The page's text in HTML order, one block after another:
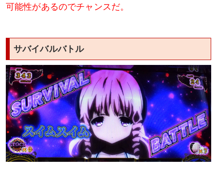
可能性があるのでチャンスだ。
サバイバルバトル